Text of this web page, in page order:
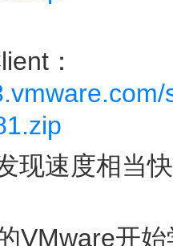
：
现速度相当
VMware开